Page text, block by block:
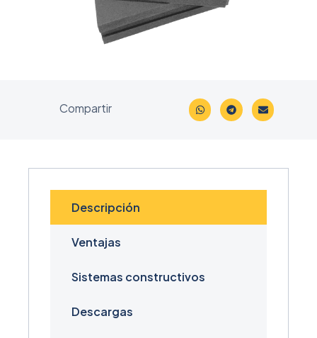
Compartir
Descripción
Ventajas
Sistemas constructivos
Descargas